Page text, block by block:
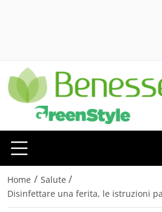
Home / Salute /
Disinfettare una ferita, le istruzioni